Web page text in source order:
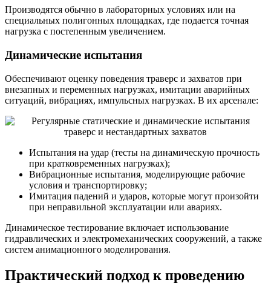
Производятся обычно в лабораторных условиях или на
специальных полигонных площадках, где подается точная
нагрузка с постепенным увеличением.
Динамические испытания
Обеспечивают оценку поведения траверс и захватов при
внезапных и переменных нагрузках, имитации аварийных
ситуаций, вибрациях, импульсных нагрузках. В их арсенале:
Испытания на удар (тесты на динамическую прочность
при кратковременных нагрузках);
Вибрационные испытания, моделирующие рабочие
условия и транспортировку;
Имитация падений и ударов, которые могут произойти
при неправильной эксплуатации или авариях.
Динамическое тестирование включает использование
гидравлических и электромеханических сооружений, а также
систем анимационного моделирования.
Практический подход к проведению